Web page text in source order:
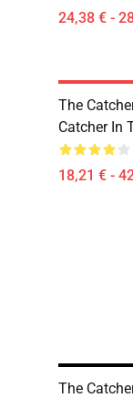
24,38 € -
The
Catcher In
18,21 € -
The